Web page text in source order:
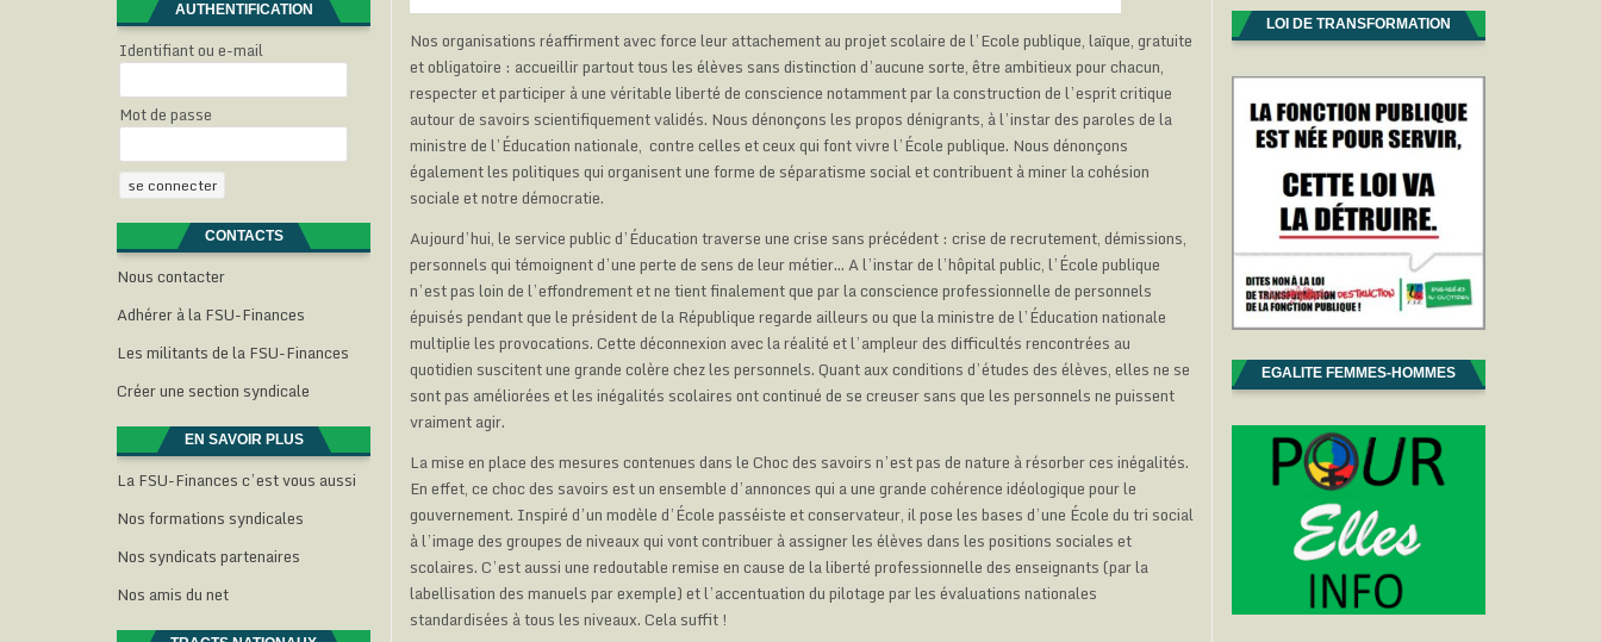
Nos organisations réaffirment avec force leur attachement au projet scolaire de l’Ecole publique, laïque, gratuite
et obligatoire : accueillir partout tous les élèves sans distinction d’aucune sorte, être ambitieux pour chacun,
respecter et participer à une véritable liberté de conscience notamment par la construction de l’esprit critique
autour de savoirs scientifiquement validés. Nous dénonçons les propos dénigrants, à l’instar des paroles de la
ministre de l’Éducation nationale, contre celles et ceux qui font vivre l’École publique. Nous dénonçons
également les politiques qui organisent une forme de séparatisme social et contribuent à miner la cohésion
sociale et notre démocratie.
Aujourd’hui, le service public d’Éducation traverse une crise sans précédent : crise de recrutement, démissions,
personnels qui témoignent d’une perte de sens de leur métier… A l’instar de l’hôpital public, l’École publique
n’est pas loin de l’effondrement et ne tient finalement que par la conscience professionnelle de personnels
épuisés pendant que le président de la République regarde ailleurs ou que la ministre de l’Éducation nationale
multiplie les provocations. Cette déconnexion avec la réalité et l’ampleur des difficultés rencontrées au
quotidien suscitent une grande colère chez les personnels. Quant aux conditions d’études des élèves, elles ne se
sont pas améliorées et les inégalités scolaires ont continué de se creuser sans que les personnels ne puissent
vraiment agir.
La mise en place des mesures contenues dans le Choc des savoirs n’est pas de nature à résorber ces inégalités.
En effet, ce choc des savoirs est un ensemble d’annonces qui a une grande cohérence idéologique pour le
gouvernement. Inspiré d’un modèle d’École passéiste et conservateur, il pose les bases d’une École du tri social
à l’image des groupes de niveaux qui vont contribuer à assigner les élèves dans les positions sociales et
scolaires. C’est aussi une redoutable remise en cause de la liberté professionnelle des enseignants (par la
labellisation des manuels par exemple) et l’accentuation du pilotage par les évaluations nationales
standardisées à tous les niveaux. Cela suffit !
AUTHENTIFICATION
Identifiant ou e-mail
Mot de passe
CONTACTS
Nous contacter
Adhérer à la FSU-Finances
Les militants de la FSU-Finances
Créer une section syndicale
EN SAVOIR PLUS
La FSU-Finances c’est vous aussi
Nos formations syndicales
Nos syndicats partenaires
Nos amis du net
LOI DE TRANSFORMATION
EGALITE FEMMES-HOMMES